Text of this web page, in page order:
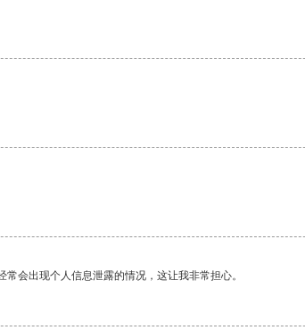
会出现个人信息泄露的情况，这让我非常担心。